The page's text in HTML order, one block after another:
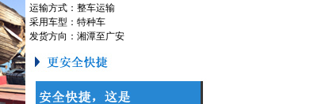
运输方式：整车运输
采用车型：特种车
发货方向：湘潭至广安